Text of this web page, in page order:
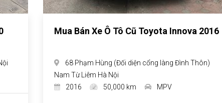
Mua Bán Xe Ô Tô Cũ Toyota Innova 2016
68 Phạm Hùng (Đối diện cổng làng Đình Thôn)
Nam Từ Liêm Hà Nội
2016
50,000 km MPV